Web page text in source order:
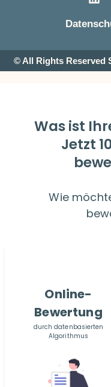
© All Rights Reserved